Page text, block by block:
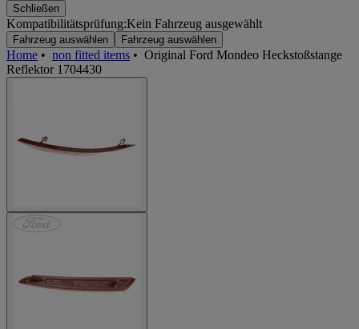
Schließen
Kompatibilitätsprüfung:Kein Fahrzeug ausgewählt
Fahrzeug auswählen Fahrzeug auswählen
Home • non fitted items • Original Ford Mondeo Heckstoßstange
Reflektor 1704430